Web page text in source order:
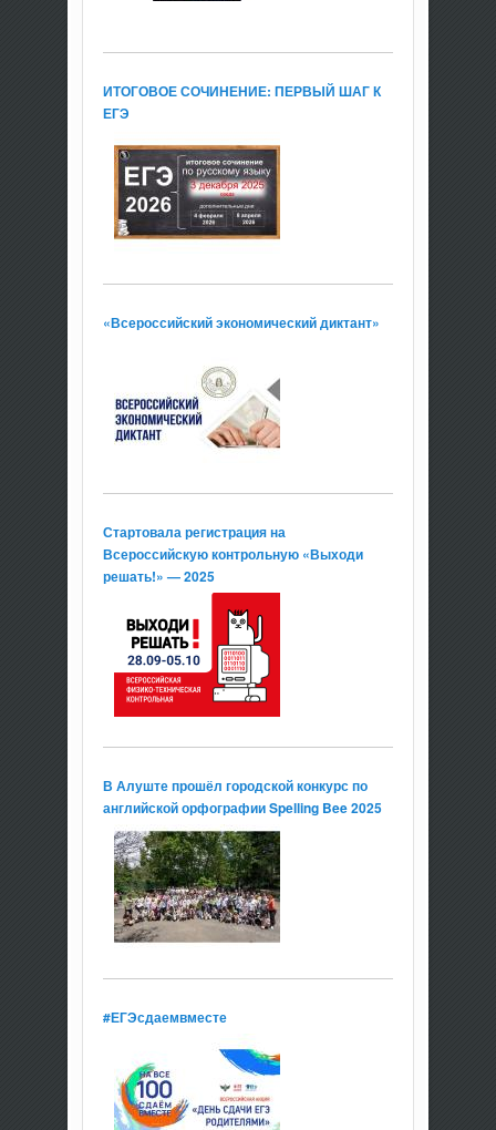
ИТОГОВОЕ СОЧИНЕНИЕ: ПЕРВЫЙ ШАГ К
ЕГЭ
«Всероссийский экономический диктант»
Стартовала регистрация на
Всероссийскую контрольную «Выходи
решать!» — 2025
В Алуште прошёл городской конкурс по
английской орфографии Spelling Bee 2025
#ЕГЭсдаемвместе